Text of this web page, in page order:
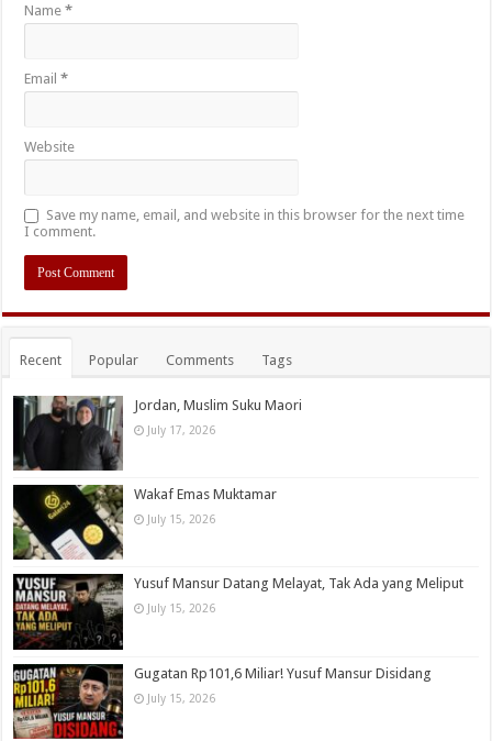
Name*
Email*
Website
Save my name, email, and website in this browser for the next time
I comment.
Recent Popular Comments Tags
Jordan, Muslim Suku Maori
July 17, 2026
Wakaf Emas Muktamar
July 15, 2026
Yusuf Mansur Datang Melayat, Tak Ada yang Meliput
July 15, 2026
Gugatan Rp101,6 Miliar! Yusuf Mansur Disidang
July 15, 2026